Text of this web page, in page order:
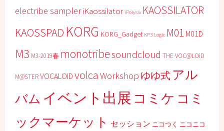
electribe sampleriKaossilator iPolysix KAOSSILATOR
KAOSSPAD KORG KORG_Gadget KP3 Logic M01 M01D
M3 M3-2019春 monotribesoundcloud THE VOC@LOiD
M@STERVOCALOID volca Workshop ゆゆ式アル
バム イベント出展 コミケ コミ
ックマーケット セッション ニコつく ニコニコ